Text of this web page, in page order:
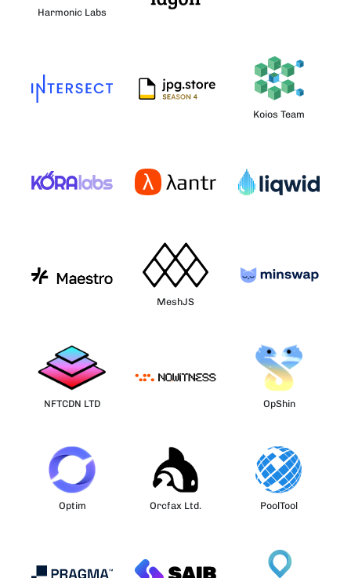
Harmonic Labs
Koios Team
MeshJS
NFTCDN LTD OpShin
Optim Orcfax Ltd. PoolTool